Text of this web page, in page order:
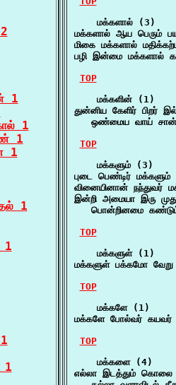
1
1
1
1
1
1
1
    மக்களால் (3)
மக்களால் ஆய பெரும்
மிகை மக்களால்
பழி இன்மை மக்களால்
TOP
    மக்களின் (1)
துன்னிய கேளிர் பிறர்
ஒண்மைய வாய்
TOP
    மக்களும் (3)
புடை பெண்டிர் மக்களும்
வினையினான் நந்துவர்
இன்றி அமையா இரு
பொன்றினமை
TOP
    மக்களுள் (1)
மக்களுள் பக்கமோ
TOP
    மக்களே (1)
மக்களே போல்வர்
TOP
    மக்களை (4)
எல்லா இடத்தும் கொலை